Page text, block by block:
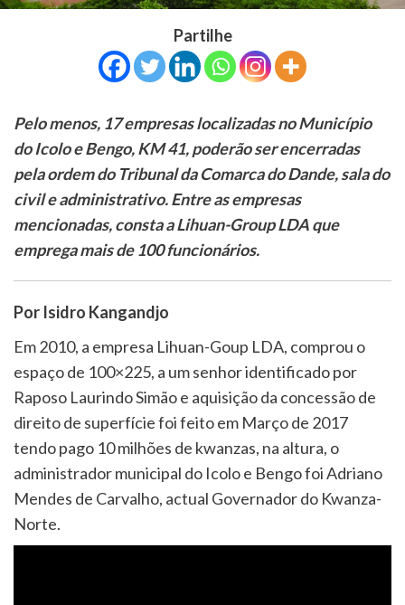
Partilhe
Pelo menos, 17 empresas localizadas no Município
do Icolo e Bengo, KM 41, poderão ser encerradas
pela ordem do Tribunal da Comarca do Dande, sala do
civil e administrativo. Entre as empresas
mencionadas, consta a Lihuan-Group LDA que
emprega mais de 100 funcionários.
Por Isidro Kangandjo
Em 2010, a empresa Lihuan-Goup LDA, comprou o
espaço de 100×225, a um senhor identificado por
Raposo Laurindo Simão e aquisição da concessão de
direito de superfície foi feito em Março de 2017
tendo pago 10 milhões de kwanzas, na altura, o
administrador municipal do Icolo e Bengo foi Adriano
Mendes de Carvalho, actual Governador do Kwanza-
Norte.